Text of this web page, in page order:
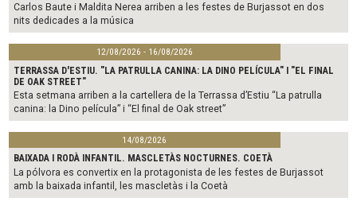
Carlos Baute i Maldita Nerea arriben a les festes de Burjassot en dos
nits dedicades a la música
12/08/2026 - 16/08/2026
TERRASSA D'ESTIU. "LA PATRULLA CANINA: LA DINO PELÍCULA" I "EL FINAL
DE OAK STREET"
Esta setmana arriben a la cartellera de la Terrassa d’Estiu “La patrulla
canina: la Dino película” i “El final de Oak street”
14/08/2026
BAIXADA I RODÀ INFANTIL. MASCLETÀS NOCTURNES. COETÀ
La pólvora es convertix en la protagonista de les festes de Burjassot
amb la baixada infantil, les mascletàs i la Coetà